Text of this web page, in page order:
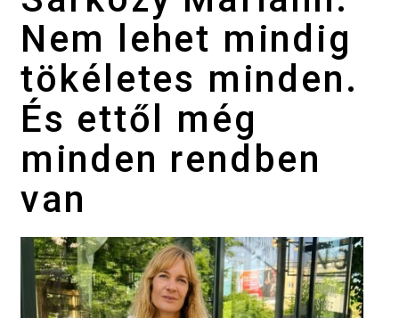
Nem lehet mindig
tökéletes minden.
És ettől még
minden rendben
van